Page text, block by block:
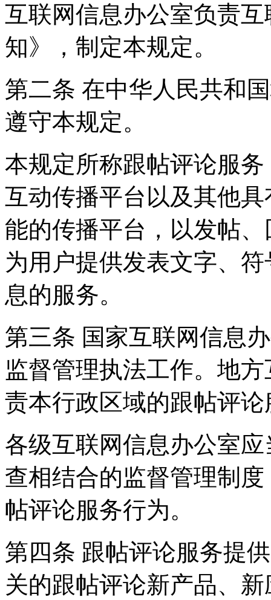
互联网信息办公室负责
知》，制定本规定。
第二条 在中华人民共和
遵守本规定。
本规定所称跟帖评论服
互动传播平台以及其他
能的传播平台，以发帖
为用户提供发表文字、
息的服务。
第三条 国家互联网信息
监督管理执法工作。地
责本行政区域的跟帖评
各级互联网信息办公室
查相结合的监督管理制
帖评论服务行为。
第四条 跟帖评论服务提
关的跟帖评论新产品、